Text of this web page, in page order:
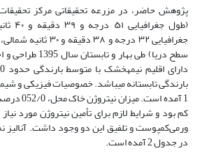
پژوهش حاضر، در مزرعه تحقیقاتی مرکز
(طول
سطح دریا) طی بهار و
بارندگی تابستانه می­باشد. خصوصیات فیزیکی و
1 آمده ‌است.
کم بود و شرایط لازم برای تأمین نیتروژن مورد
ورمی‌کمپوست و تلفیق این دو وجود داشت. آنالیز
در جدول 2 آمده است.